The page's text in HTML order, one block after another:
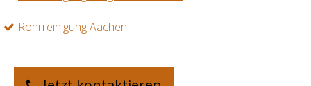
Rohrreinigung Aachen